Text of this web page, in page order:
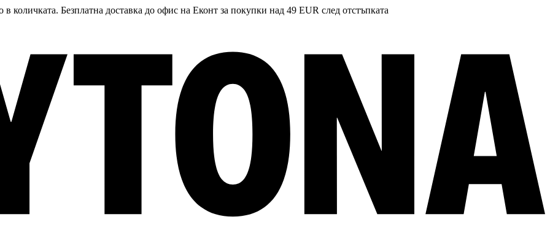
количката. Безплатна доставка до офис на Еконт за покупки над 49 EUR след отстъпката